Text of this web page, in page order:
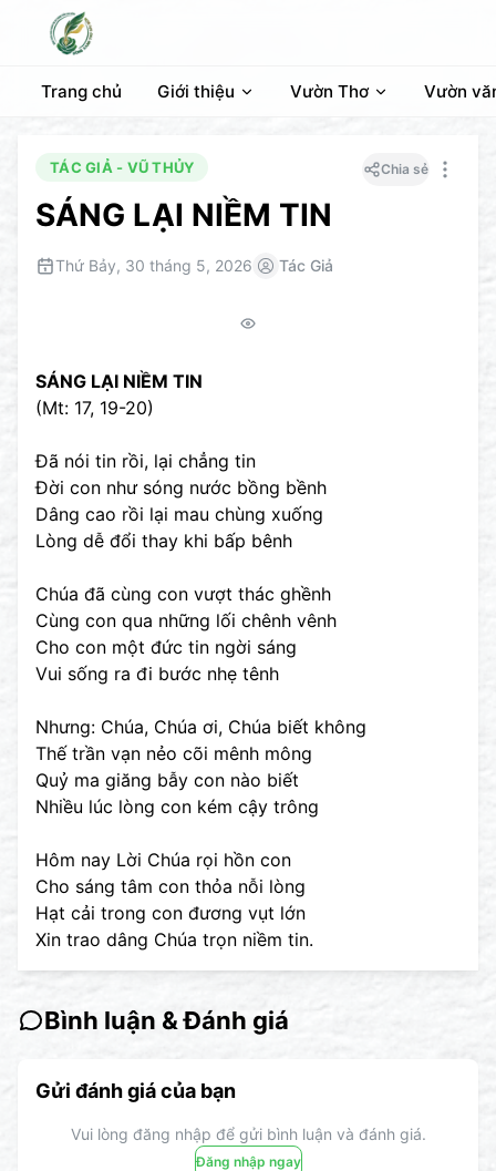
Trang chủ Giới thiệu Vườn Thơ Vườn
TÁC GIẢ - VŨ THỦY
SÁNG LẠI NIỀM TIN
Chia sẻ
Thứ Bảy, 30 tháng 5, 2026 Tác Giả
SÁNG LẠI NIỀM TIN
(Mt: 17, 19-20)
Đã nói tin rồi, lại chẳng tin
Đời con như sóng nước bồng bềnh
Dâng cao rồi lại mau chùng xuống
Lòng dễ đổi thay khi bấp bênh
Chúa đã cùng con vượt thác ghềnh
Cùng con qua những lối chênh vênh
Cho con một đức tin ngời sáng
Vui sống ra đi bước nhẹ tênh
Nhưng: Chúa, Chúa ơi, Chúa biết không
Thế trần vạn nẻo cõi mênh mông
Quỷ ma giăng bẫy con nào biết
Nhiều lúc lòng con kém cậy trông
Hôm nay Lời Chúa rọi hồn con
Cho sáng tâm con thỏa nỗi lòng
Hạt cải trong con đương vụt lớn
Xin trao dâng Chúa trọn niềm tin.
Bình luận & Đánh giá
Gửi đánh giá của bạn
Vui lòng đăng nhập để gửi bình luận và đánh giá.
Đăng nhập ngay